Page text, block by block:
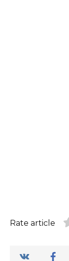
Rate article